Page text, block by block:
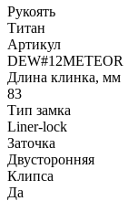
Рукоять
Титан
Артикул
DEW#12METEOR
Длина клинка, мм
83
Тип замка
Liner-lock
Заточка
Двусторонняя
Клипса
Да